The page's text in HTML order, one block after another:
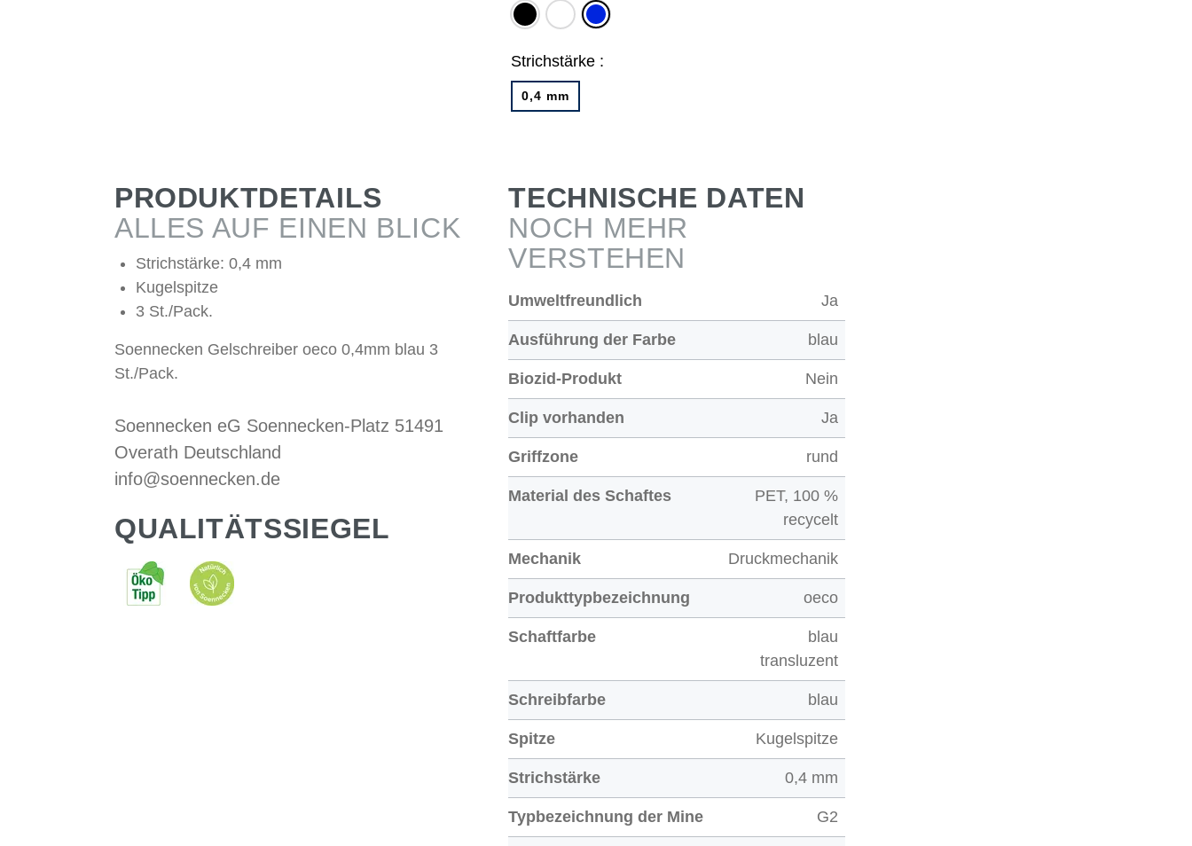
schwarzschwarz,
2 x
blau
Strichstärke :
0,4 mm
PRODUKTDETAILS
ALLES AUF EINEN BLICK
Strichstärke: 0,4 mm
Kugelspitze
3 St./Pack.
Soennecken Gelschreiber oeco 0,4mm blau 3
St./Pack.
Soennecken eG Soennecken-Platz 51491
Overath Deutschland
info@soennecken.de
QUALITÄTSSIEGEL
TECHNISCHE DATEN
NOCH MEHR
VERSTEHEN
Umweltfreundlich Ja
Ausführung der Farbe blau
Biozid-Produkt Nein
Clip vorhanden Ja
Griffzone rund
Material des Schaftes
PET, 100 %
recycelt
Mechanik Druckmechanik
Produkttypbezeichnung oeco
Schaftfarbe
blau
transluzent
Schreibfarbe blau
Spitze Kugelspitze
Strichstärke 0,4 mm
Typbezeichnung der Mine G2